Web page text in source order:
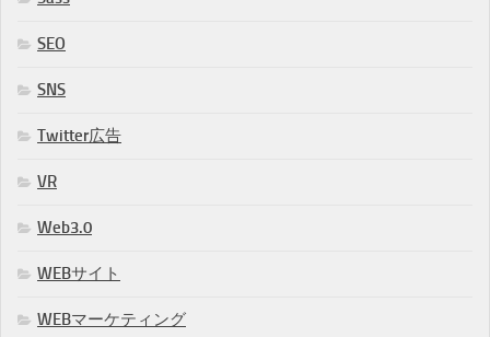
SEO
SNS
Twitter広告
VR
Web3.0
WEBサイト
WEBマーケティング